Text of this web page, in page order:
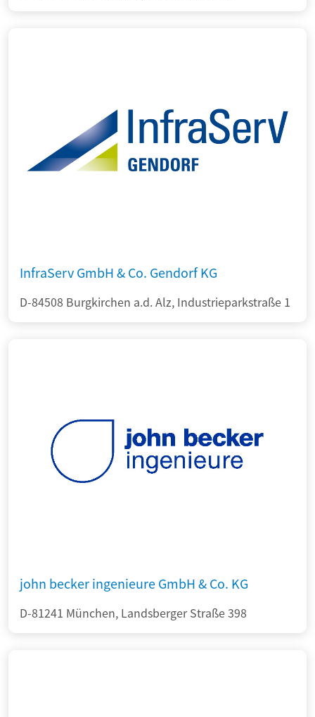
InfraServ GmbH & Co. Gendorf KG
D-84508 Burgkirchen a.d. Alz, Industrieparkstraße 1
john becker ingenieure GmbH & Co. KG
D-81241 München, Landsberger Straße 398